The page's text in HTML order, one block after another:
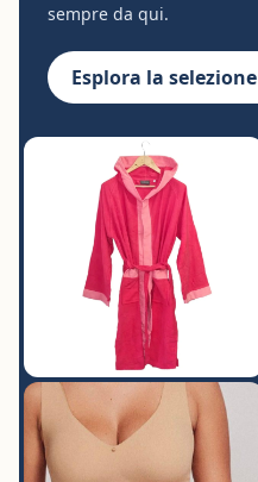
sempre da qui.
Esplora la selezione